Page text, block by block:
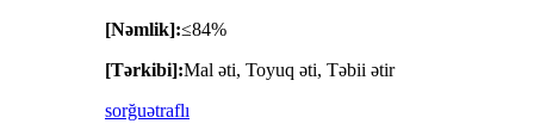
[Nəmlik]:≤84%
[Tərkibi]:Mal əti, Toyuq əti, Təbii ətir
sorğuətraflı